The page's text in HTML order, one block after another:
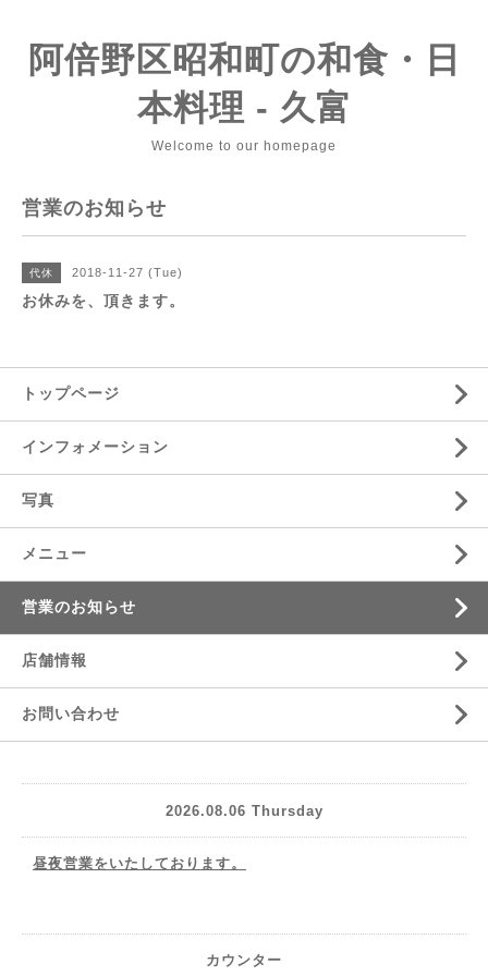
阿倍野区昭和町の和食・日
本料理 - 久富
Welcome to our homepage
営業のお知らせ
代休 2018-11-27 (Tue)
お休みを、頂きます。
トップページ
インフォメーション
写真
メニュー
営業のお知らせ
店舗情報
お問い合わせ
2026.08.06 Thursday
昼夜営業をいたしております。
カウンター